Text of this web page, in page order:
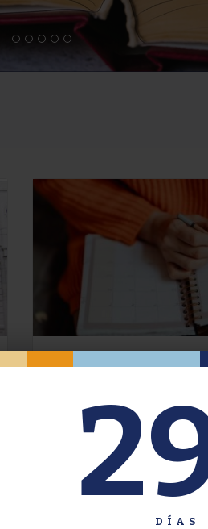
DÍAS
Oferta de Grado.
Inscripción del 30 de julio al
través del Sistema Académico